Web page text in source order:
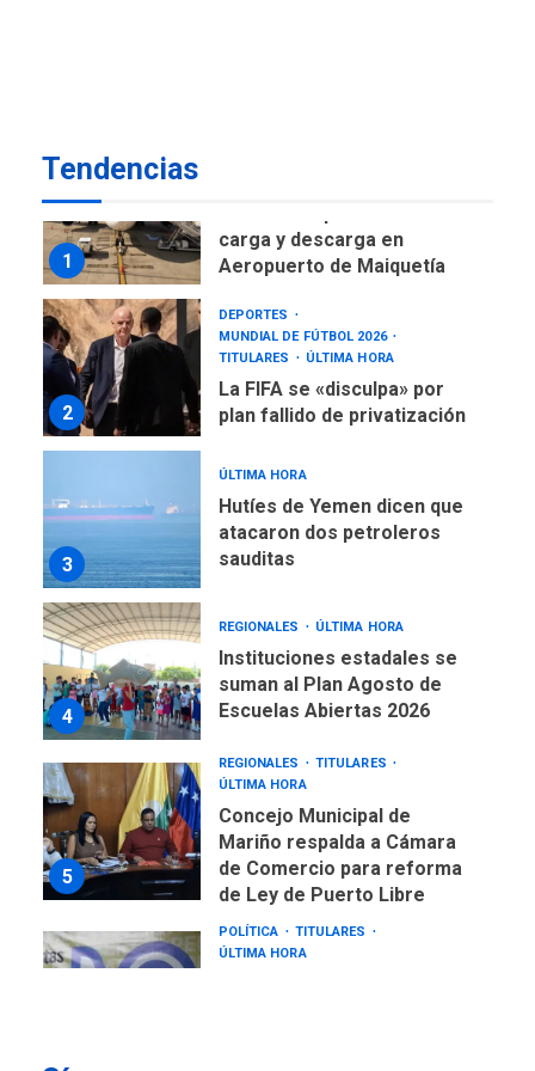
Tendencias
1
carga y descarga en
Aeropuerto de Maiquetía
2
DEPORTES
MUNDIAL DE FÚTBOL 2026
TITULARES
ÚLTIMA HORA
La FIFA se «disculpa» por
plan fallido de privatización
3
ÚLTIMA HORA
Hutíes de Yemen dicen que
atacaron dos petroleros
sauditas
4
REGIONALES ÚLTIMA HORA
Instituciones estadales se
suman al Plan Agosto de
Escuelas Abiertas 2026
5
REGIONALES
TITULARES
ÚLTIMA HORA
Concejo Municipal de
Mariño respalda a Cámara
de Comercio para reforma
de Ley de Puerto Libre
POLÍTICA
TITULARES
ÚLTIMA HORA